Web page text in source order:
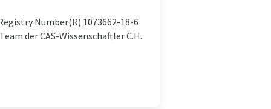
Number(R) 1073662-18-6
der CAS-Wissenschaftler C.H.